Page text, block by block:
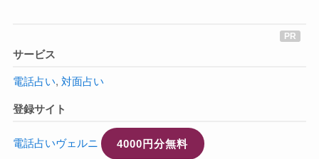
サービス
電話占い, 対面占い
登録サイト
電話占いヴェルニ 4000円分無料